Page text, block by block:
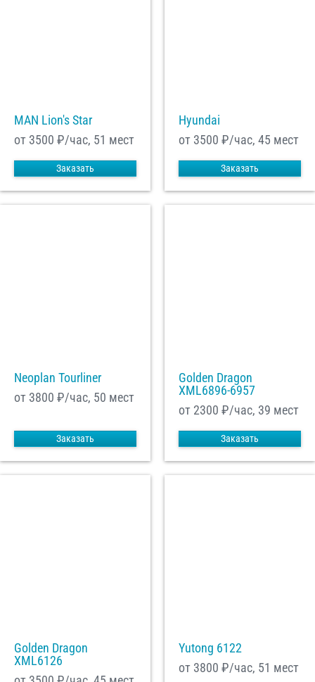
MAN Lion's Star
от 3500 ₽/час, 51 мест
Заказать
Hyundai
от 3500 ₽/час, 45 мест
Заказать
Neoplan Tourliner
от 3800 ₽/час, 50 мест
Заказать
Golden Dragon
XML6896-6957
от 2300 ₽/час, 39 мест
Заказать
Golden Dragon
XML6126
Yutong 6122
от 3800 ₽/час, 51 мест